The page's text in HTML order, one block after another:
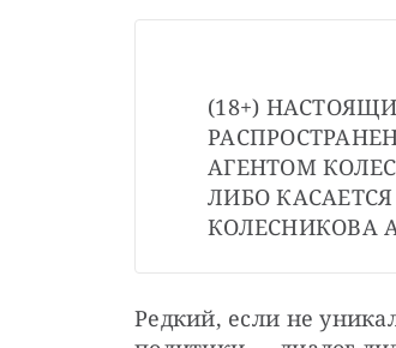
(18+)
АГЕНТОМ
ЛИБО
КОЛЕСНИКОВА
Редкий, если не